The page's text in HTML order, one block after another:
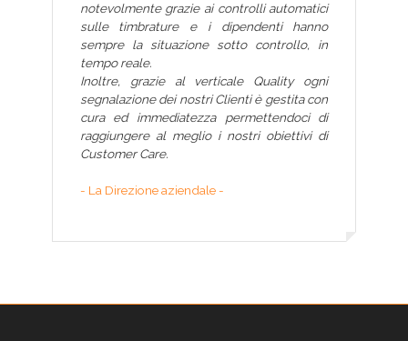
notevolmente grazie ai controlli automatici
sulle timbrature e i dipendenti hanno
sempre la situazione sotto controllo, in
tempo reale.
Inoltre, grazie al verticale Quality ogni
segnalazione dei nostri Clienti è gestita con
cura ed immediatezza permettendoci di
raggiungere al meglio i nostri obiettivi di
Customer Care.
- La Direzione aziendale -